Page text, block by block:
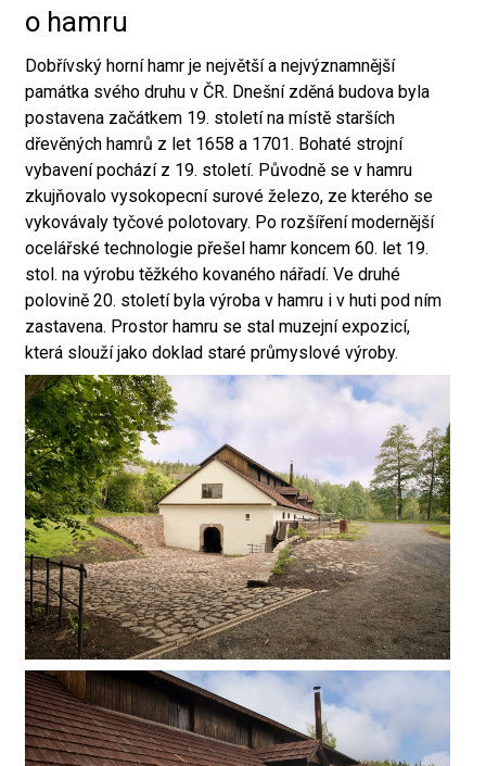
o hamru
Dobřívský horní hamr je největší a nejvýznamnější
památka svého druhu v ČR. Dnešní zděná budova byla
postavena začátkem 19. století na místě starších
dřevěných hamrů z let 1658 a 1701. Bohaté strojní
vybavení pochází z 19. století. Původně se v hamru
zkujňovalo vysokopecní surové železo, ze kterého se
vykovávaly tyčové polotovary. Po rozšíření modernější
ocelářské technologie přešel hamr koncem 60. let 19.
stol. na výrobu těžkého kovaného nářadí. Ve druhé
polovině 20. století byla výroba v hamru i v huti pod ním
zastavena. Prostor hamru se stal muzejní expozicí,
která slouží jako doklad staré průmyslové výroby.